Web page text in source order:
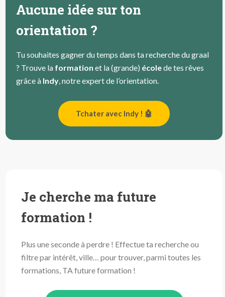
Aucune idée sur ton
orientation ?
Tu souhaites gagner du temps dans ta recherche du graal
? Trouve la formation et la (grande) écolede tes rêves
grâce à Indy, notre expert de l’orientation.
Tchater avec Indy ! 🤖
Je cherche ma future
formation !
Plus une seconde à perdre ! Effectue ta recherche ou
filtre par intérêt, ville… pour trouver, parmi toutes les
formations, TA future formation !